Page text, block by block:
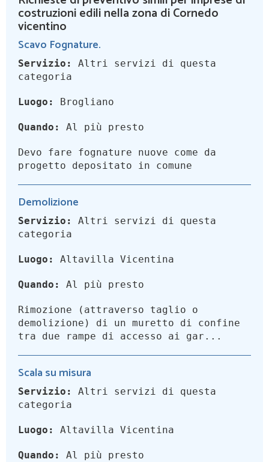
costruzioni edili nella zona di Cornedo
vicentino
Scavo Fognature.
Servizio:
Altri servizi di questa
categoria
Luogo: Brogliano
Quando: Al più presto
Devo fare fognature nuove come da
progetto depositato in comune
Demolizione
Servizio:
Altri servizi di questa
categoria
Luogo: Altavilla Vicentina
Quando: Al più presto
Rimozione (attraverso taglio o
demolizione) di un muretto di confine
tra due rampe di accesso ai gar...
Scala su misura
Servizio:
Altri servizi di questa
categoria
Luogo: Altavilla Vicentina
Quando: Al più presto